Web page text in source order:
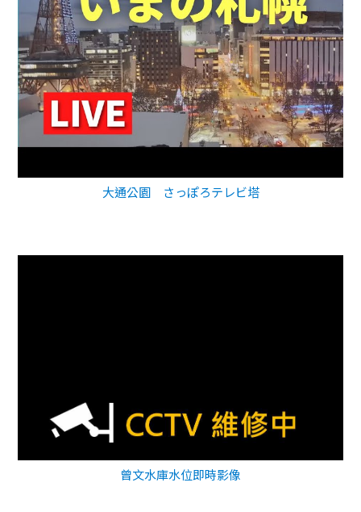
大通公園 さっぽろテレビ塔
曾文水庫水位即時影像